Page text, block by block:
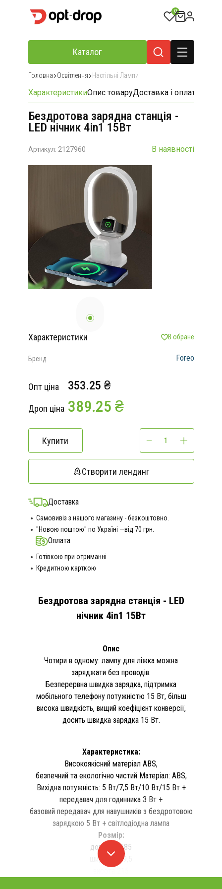
0
Каталог
Головна Освітлення Настільні Лампи
ХарактеристикиОпис товаруДоставка і оплата
Бездротова зарядна станція -
LED нічник 4in1 15Вт
Артикул: 2127960 В наявності
Характеристики В обране
Бренд Foreo
Опт ціна 353.25 ₴
Дроп ціна 389.25 ₴
Купити
Створити лендинг
Доставка
Самовивіз з нашого магазину - безкоштовно.
"Новою поштою" по Україні —від 70 грн.
Оплата
Готівкою при отриманні
Кредитною карткою
Бездротова зарядна станція - LED
нічник 4in1 15Вт
Опис
Чотири в одному: лампу для ліжка можна
заряджати без проводів.
Безперервна швидка зарядка, підтримка
мобільного телефону потужністю 15 Вт, більш
висока швидкість, вищий коефіцієнт конверсії,
досить швидка зарядка 15 Вт.
Характеристика:
Високоякісний матеріал ABS,
безпечний та екологічно чистий Матеріал: ABS,
Вихідна потужність: 5 Вт/7,5 Вт/10 Вт/15 Вт +
передавач для годинника 3 Вт +
базовий передавач для навушників з бездротовою
зарядкою 5 Вт + світлодіодна лампа
Розмір:
довжина 185
ширина 119,5